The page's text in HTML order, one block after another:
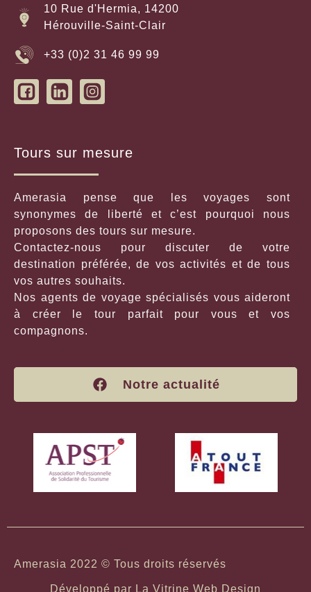
10 Rue d'Hermia, 14200
Hérouville-Saint-Clair
+33 (0)2 31 46 99 99
Tours sur mesure
Amerasia pense que les voyages sont
synonymes de liberté et c’est pourquoi nous
proposons des tours sur mesure.
Contactez-nous pour discuter de votre
destination préférée, de vos activités et de tous
vos autres souhaits.
Nos agents de voyage spécialisés vous aideront
à créer le tour parfait pour vous et vos
compagnons.
Notre actualité
Amerasia 2022 © Tous droits réservés
Développé par La Vitrine Web Design